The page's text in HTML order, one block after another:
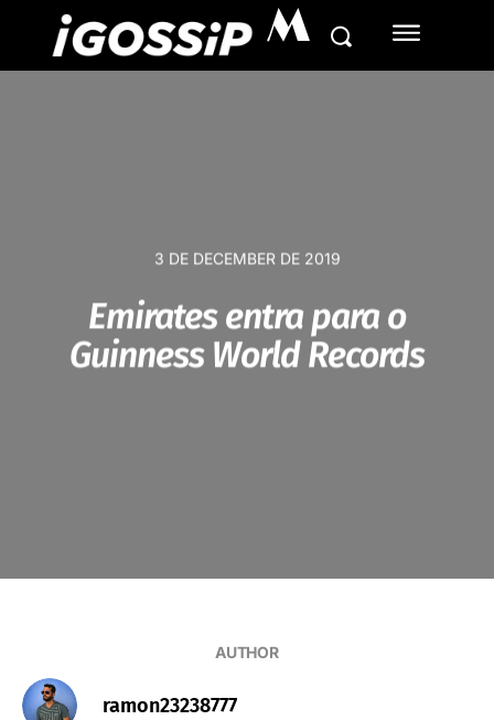
M
3 DE DECEMBER DE 2019
Emirates entra para o
Guinness World Records
AUTHOR
ramon23238777